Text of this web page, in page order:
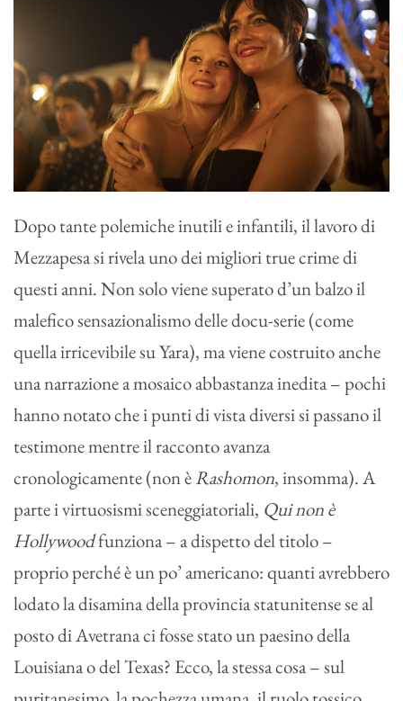
Dopo tante polemiche inutili e infantili, il lavoro di
Mezzapesa si rivela uno dei migliori true crime di
questi anni. Non solo viene superato d’un balzo il
malefico sensazionalismo delle docu-serie (come
quella irricevibile su Yara), ma viene costruito anche
una narrazione a mosaico abbastanza inedita – pochi
hanno notato che i punti di vista diversi si passano il
testimone mentre il racconto avanza
cronologicamente (non èRashomon, insomma). A
parte i virtuosismi sceneggiatoriali, Qui non è
Hollywoodfunziona – a dispetto del titolo –
proprio perché è un po’ americano: quanti avrebbero
lodato la disamina della provincia statunitense se al
posto di Avetrana ci fosse stato un paesino della
Louisiana o del Texas? Ecco, la stessa cosa – sul